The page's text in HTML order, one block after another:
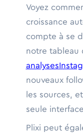
Voyez
croissance
compte à se
notre tableau
nouveaux
les sources,
seule
Plixi peut